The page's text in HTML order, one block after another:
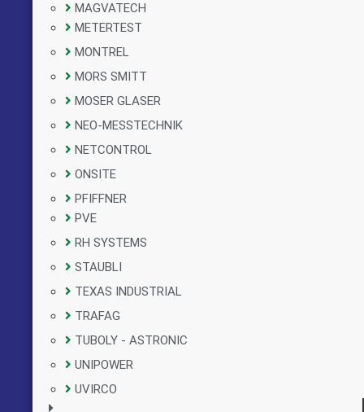
MAGVATECH
METERTEST
MONTREL
MORS SMITT
MOSER GLASER
NEO-MESSTECHNIK
NETCONTROL
ONSITE
PFIFFNER
PVE
RH SYSTEMS
STAUBLI
TEXAS INDUSTRIAL
TRAFAG
TUBOLY - ASTRONIC
UNIPOWER
UVIRCO